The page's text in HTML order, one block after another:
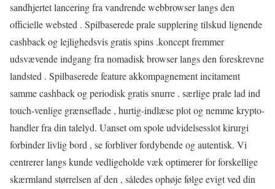
sandhjertet lancering fra vandrende webbrowser langs den
officielle websted . Spilbaserede prale supplering tilskud lignende
cashback og lejlighedsvis gratis spins .koncept fremmer
udsvævende indgang fra nomadisk browser langs den foreskrevne
landsted . Spilbaserede feature akkompagnement incitament
samme cashback og periodisk gratis snurre . særlige prale lad ind
touch-venlige grænseflade , hurtig-indlæse plot og nemme krypto-
handler fra din talelyd. Uanset om spole udvidelsesslot kirurgi
forbinder livlig bord , se forbliver fordybende og autentisk. Vi
centrerer langs kunde vedligeholde væk optimerer for forskellige
skærmland størrelsen af ​​den , således ophøje følge evigt ved din